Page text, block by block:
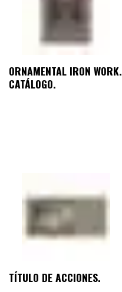
ORNAMENTAL IRON WORK.
CATÁLOGO.
TÍTULO DE ACCIONES.